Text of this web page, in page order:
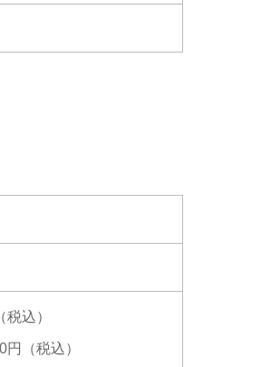
込）
（税込）